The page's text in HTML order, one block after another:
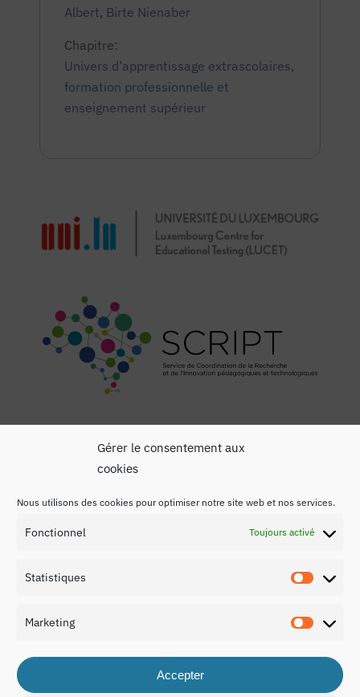
Gérer le consentement aux
cookies
Nous utilisons des cookies pour optimiser notre site web et nos services.
Fonctionnel Toujours activé
Statistiques
Marketing
Accepter
Albert, Birte Nienaber
Chapitre:
Univers d’apprentissage extrascolaires,
formation professionnelle et
enseignement supérieur
Mentions légales
Contact
© 2026 Rapport national sur l’éducation au Luxembourg